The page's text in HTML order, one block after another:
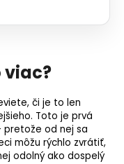
viac?
či je to len
Toto je prvá
od nej sa
môžu rýchlo zvrátiť,
odolný ako dospelý